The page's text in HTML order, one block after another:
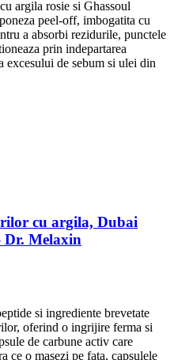
argila rosie si Ghassoul
peel-off, imbogatita cu
a absorbi rezidurile, punctele
prin indepartarea
excesului de sebum si ulei din
cu argila, Dubai
Dr. Melaxin
si ingrediente brevetate
oferind o ingrijire ferma si
de carbune activ care
ce o masezi pe fata, capsulele